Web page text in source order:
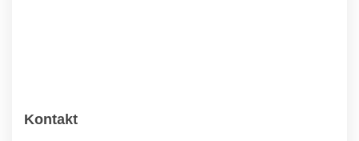
Kontakt